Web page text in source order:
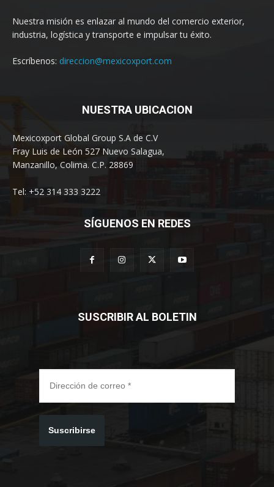
Nuestra misión es enlazar al mundo del comercio exterior,
industria, logística y transporte e impulsar tu éxito.
Escríbenos: direccion@mexicoxport.com
NUESTRA UBICACION
Mexicoxport Global Group S.A de C.V
Fray Luis de León 527 Nuevo Salagua,
Manzanillo, Colima. C.P. 28869
Tel: +52 314 333 3222
SÍGUENOS EN REDES
SUSCRIBIR AL BOLETIN
Suscribirse